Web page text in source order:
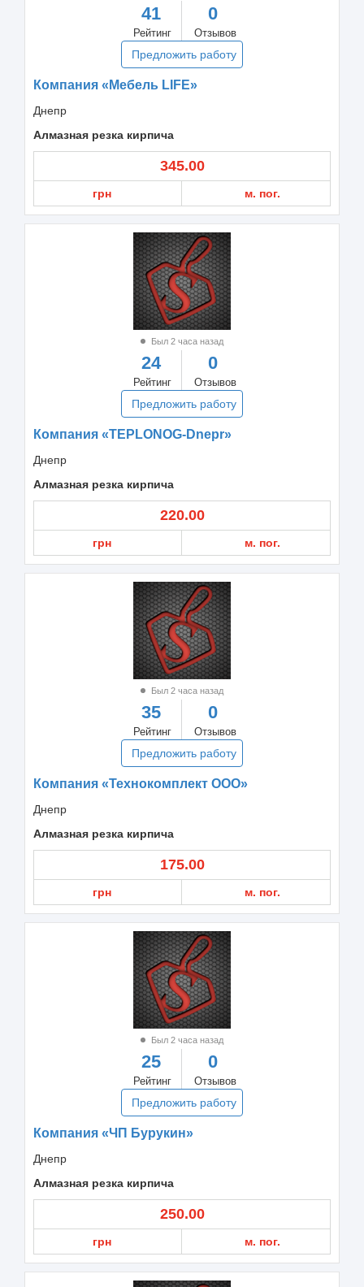
41
Рейтинг
0
Отзывов
Предложить работу
Компания «Мебель LIFE»
Днепр
Алмазная резка кирпича
345.00
грн м. пог.
Был 2 часа назад
24
Рейтинг
0
Отзывов
Предложить работу
Компания «TEPLONOG-Dnepr»
Днепр
Алмазная резка кирпича
220.00
грн м. пог.
Был 2 часа назад
35
Рейтинг
0
Отзывов
Предложить работу
Компания «Технокомплект ООО»
Днепр
Алмазная резка кирпича
175.00
грн м. пог.
Был 2 часа назад
25
Рейтинг
0
Отзывов
Предложить работу
Компания «ЧП Бурукин»
Днепр
Алмазная резка кирпича
250.00
грн м. пог.